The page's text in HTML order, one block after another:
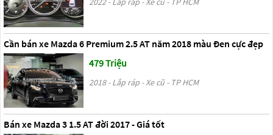
Cần bán xe Mazda 6 Premium 2.5 AT năm 2018 màu Đen cực đẹp
479 Triệu
2018 - Lắp ráp - Xe cũ - TP HCM
Bán xe Mazda 3 1.5 AT đời 2017 - Giá tốt